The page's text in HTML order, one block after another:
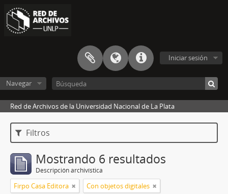
Iniciar sesión
Navegar
Red de Archivos de la Universidad Nacional de La Plata
Filtros
Mostrando 6 resultados
Descripción archivística
Firpo Casa Editora Con objetos digitales